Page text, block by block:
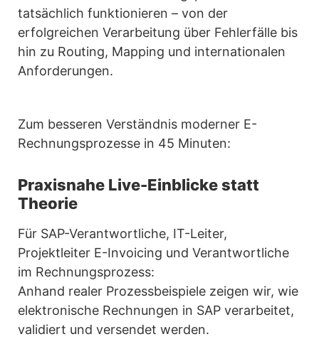
tatsächlich funktionieren – von der
erfolgreichen Verarbeitung über Fehlerfälle bis
hin zu Routing, Mapping und internationalen
Anforderungen.
Zum besseren Verständnis moderner E-
Rechnungsprozesse in 45 Minuten:
Praxisnahe Live-Einblicke statt
Theorie
Für SAP-Verantwortliche, IT-Leiter,
Projektleiter E-Invoicing und Verantwortliche
im Rechnungsprozess:
Anhand realer Prozessbeispiele zeigen wir, wie
elektronische Rechnungen in SAP verarbeitet,
validiert und versendet werden.